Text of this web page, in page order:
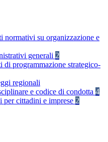
normativi su organizzazione e
generali 2
di programmazione strategico-
regionali
e codice di condotta 4
cittadini e imprese 2